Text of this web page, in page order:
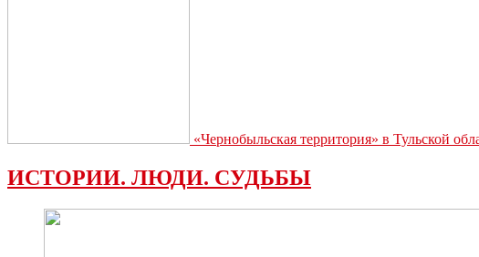
«Чернобыльская территория» в Тульской
ИСТОРИИ. ЛЮДИ. СУДЬБЫ